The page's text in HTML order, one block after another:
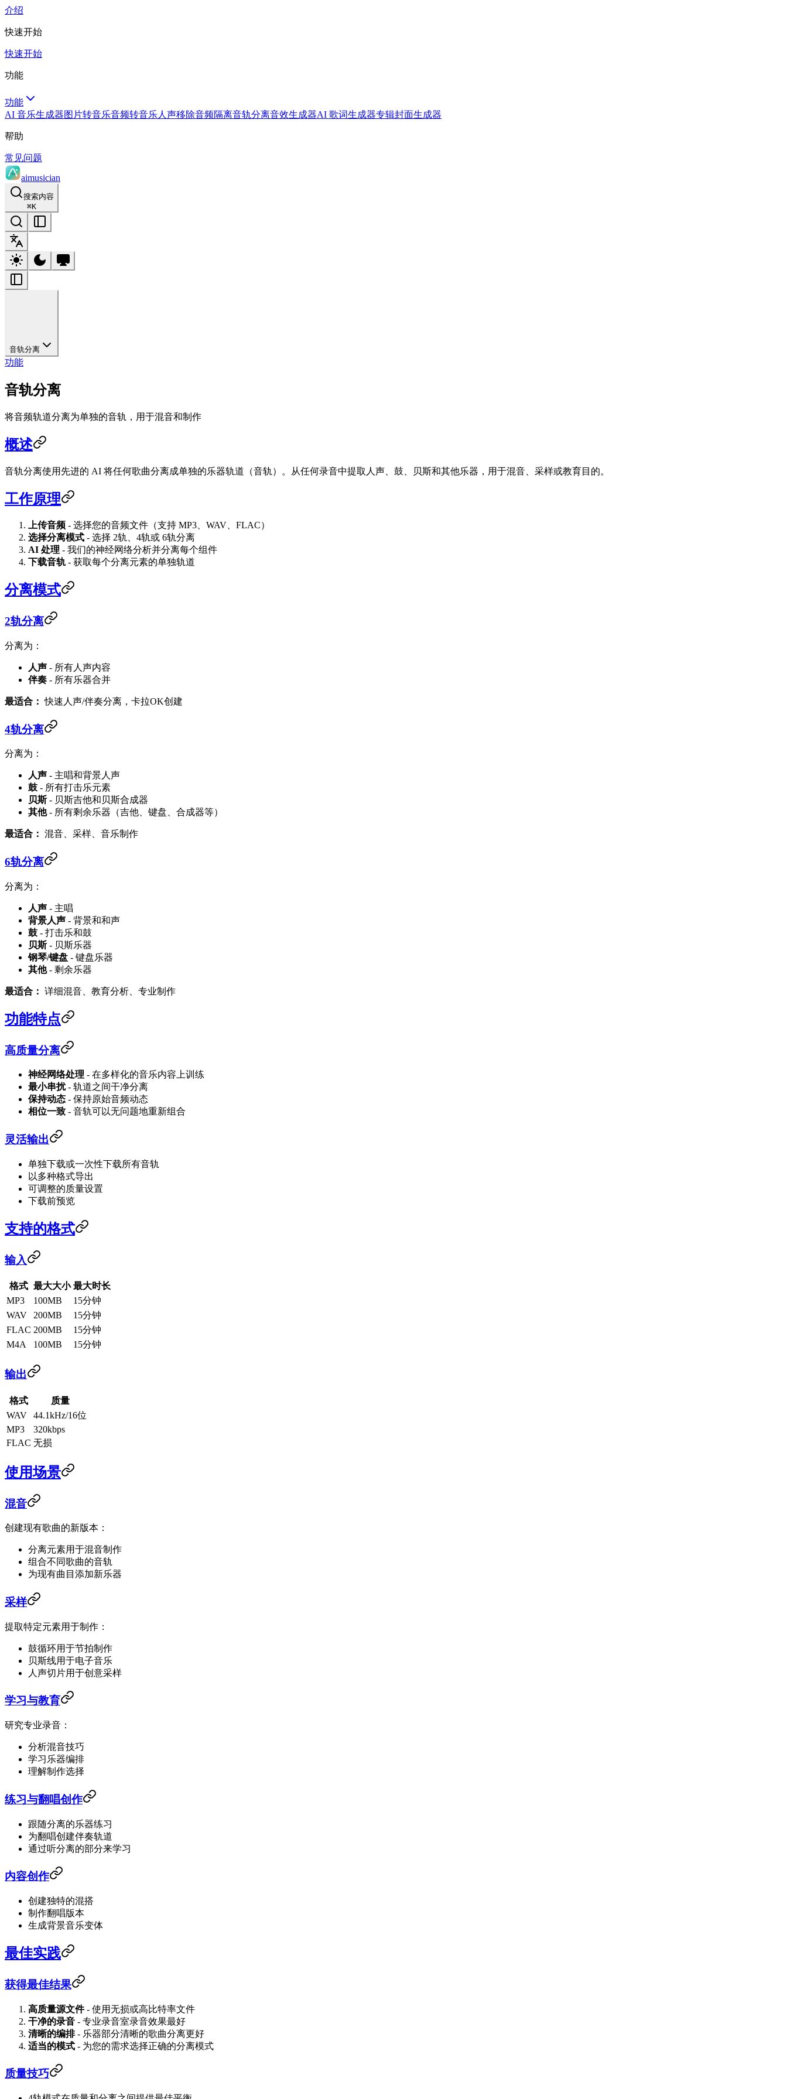
介绍
快速开始
快速开始
功能
功能
AI 音乐生成器图片转音乐音频转音乐人声移除音频隔离音轨分离音效生成器AI 歌词生成器专辑封面生成器
帮助
常见问题
aimusician
搜索内容
⌘K
音轨分离
功能
音轨分离
将音频轨道分离为单独的音轨，用于混音和制作
概述
音轨分离使用先进的 AI 将任何歌曲分离成单独的乐器轨道（音轨）。从任何录音中提取人声、鼓、贝斯和其他乐器，用于混音、采样或教育目的。
工作原理
上传音频 - 选择您的音频文件（支持 MP3、WAV、FLAC）
选择分离模式 - 选择 2轨、4轨或 6轨分离
AI 处理 - 我们的神经网络分析并分离每个组件
下载音轨- 获取每个分离元素的单独轨道
分离模式
2轨分离
分离为：
人声 - 所有人声内容
伴奏 - 所有乐器合并
最适合： 快速人声/伴奏分离，卡拉OK创建
4轨分离
分离为：
人声 - 主唱和背景人声
鼓 - 所有打击乐元素
贝斯- 贝斯吉他和贝斯合成器
其他- 所有剩余乐器（吉他、键盘、合成器等）
最适合： 混音、采样、音乐制作
6轨分离
分离为：
人声 - 主唱
背景人声 - 背景和和声
鼓 - 打击乐和鼓
贝斯- 贝斯乐器
钢琴/键盘 - 键盘乐器
其他- 剩余乐器
最适合： 详细混音、教育分析、专业制作
功能特点
高质量分离
神经网络处理 - 在多样化的音乐内容上训练
最小串扰- 轨道之间干净分离
保持动态 - 保持原始音频动态
相位一致 - 音轨可以无问题地重新组合
灵活输出
单独下载或一次性下载所有音轨
以多种格式导出
可调整的质量设置
下载前预览
支持的格式
输入
格式 最大大小 最大时长
MP3
100MB
15分钟
WAV
200MB
15分钟
FLAC 200MB
15分钟
M4A
100MB 15分钟
输出
格式
质量
WAV
44.1kHz/16位
MP3
320kbps
FLAC 无损
使用场景
混音
创建现有歌曲的新版本：
分离元素用于混音制作
组合不同歌曲的音轨
为现有曲目添加新乐器
采样
提取特定元素用于制作：
鼓循环用于节拍制作
贝斯线用于电子音乐
人声切片用于创意采样
学习与教育
研究专业录音：
分析混音技巧
学习乐器编排
理解制作选择
练习与翻唱创作
跟随分离的乐器练习
为翻唱创建伴奏轨道
通过听分离的部分来学习
内容创作
创建独特的混搭
制作翻唱版本
生成背景音乐变体
最佳实践
获得最佳结果
高质量源文件- 使用无损或高比特率文件
干净的录音 - 专业录音室录音效果最好
清晰的编排- 乐器部分清晰的歌曲分离更好
适当的模式 - 为您的需求选择正确的分离模式
质量技巧